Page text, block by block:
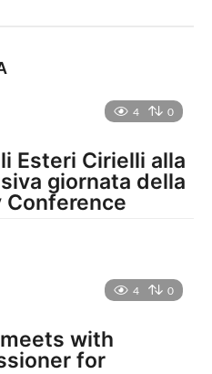
4 0
Esteri Cirielli alla
giornata della
Conference
4 0
with
for